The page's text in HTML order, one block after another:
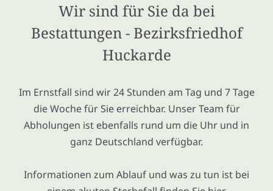
Wir sind für Sie da bei
Bestattungen - Bezirksfriedhof
Huckarde
Im Ernstfall sind wir 24 Stunden am Tag und 7 Tage
die Woche für Sie erreichbar. Unser Team für
Abholungen ist ebenfalls rund um die Uhr und in
ganz Deutschland verfügbar.
Informationen zum Ablauf und was zu tun ist bei